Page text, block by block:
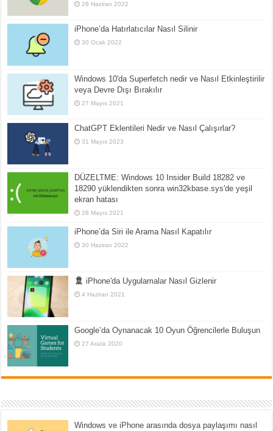
28 Haziran 2022
iPhone’da Hatırlatıcılar Nasıl Silinir
30 Ocak 2022
Windows 10'da Superfetch nedir ve Nasıl Etkinleştirilir
veya Devre Dışı Bırakılır
27 Mayıs 2021
ChatGPT Eklentileri Nedir ve Nasıl Çalışırlar?
31 Mayıs 2023
DÜZELTME: Windows 10 Insider Build 18282 ve
18290 yüklendikten sonra win32kbase.sys'de yeşil
ekran hatası
28 Mayıs 2021
iPhone’da Siri ile Arama Nasıl Kapatılır
30 Haziran 2022
iPhone'da Uygulamalar Nasıl Gizlenir
4 Haziran 2021
Google’da Oynanacak 10 Oyun Öğrencilerle Buluşun
27 Aralık 2020
Windows ve iPhone arasında dosya paylaşımı nasıl